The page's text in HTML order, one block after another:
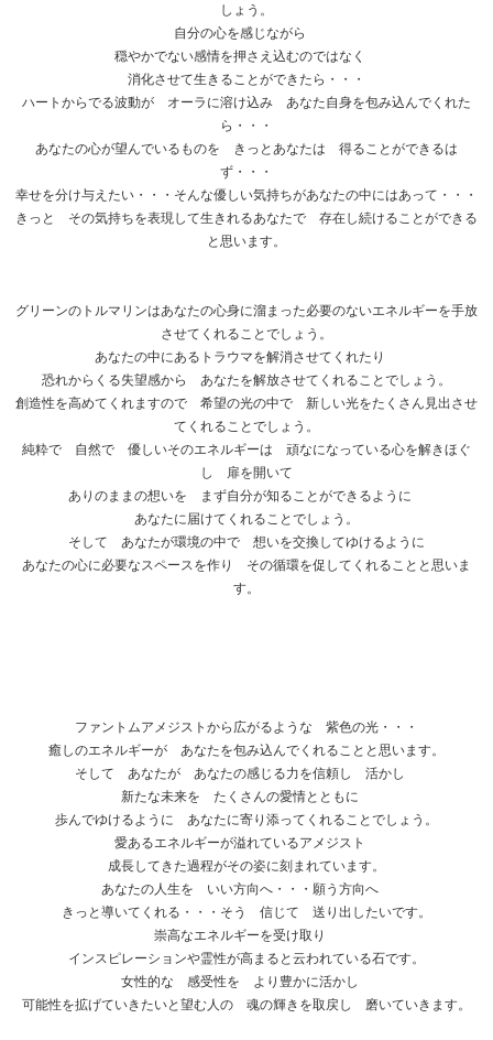
しょう。
自分の心を感じながら
穏やかでない感情を押さえ込むのではなく
消化させて生きることができたら・・・
ハートからでる波動が オーラに溶け込み あなた自身を包み込んでくれた
ら・・・
あなたの心が望んでいるものを きっとあなたは 得ることができるは
ず・・・
幸せを分け与えたい・・・そんな優しい気持ちがあなたの中にはあって・・・
きっと その気持ちを表現して生きれるあなたで 存在し続けることができる
と思います。
グリーンのトルマリンはあなたの心身に溜まった必要のないエネルギーを手放
させてくれることでしょう。
あなたの中にあるトラウマを解消させてくれたり
恐れからくる失望感から あなたを解放させてくれることでしょう。
創造性を高めてくれますので 希望の光の中で 新しい光をたくさん見出させ
てくれることでしょう。
純粋で 自然で 優しいそのエネルギーは 頑なになっている心を解きほぐ
し 扉を開いて
ありのままの想いを まず自分が知ることができるように
あなたに届けてくれることでしょう。
そして あなたが環境の中で 想いを交換してゆけるように
あなたの心に必要なスペースを作り その循環を促してくれることと思いま
す。
ファントムアメジストから広がるような 紫色の光・・・
癒しのエネルギーが あなたを包み込んでくれることと思います。
そして あなたが あなたの感じる力を信頼し 活かし
新たな未来を たくさんの愛情とともに
歩んでゆけるように あなたに寄り添ってくれることでしょう。
愛あるエネルギーが溢れているアメジスト
成長してきた過程がその姿に刻まれています。
あなたの人生を いい方向へ・・・願う方向へ
きっと導いてくれる・・・そう 信じて 送り出したいです。
崇高なエネルギーを受け取り
インスピレーションや霊性が高まると云われている石です。
女性的な 感受性を より豊かに活かし
可能性を拡げていきたいと望む人の 魂の輝きを取戻し 磨いていきます。